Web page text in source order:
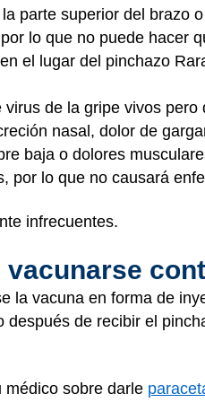
parte superior del brazo
lo que no puede hacer
el lugar del pinchazo
virus de la gripe vivos
nasal, dolor de
baja o dolores
por lo que no causará
infrecuentes.
la vacuna en forma de
de recibir el
médico sobre darle